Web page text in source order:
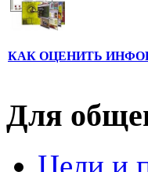
КАК ОЦЕНИТЬ
Для